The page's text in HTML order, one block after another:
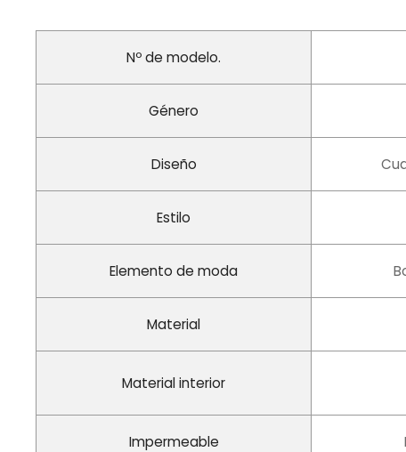
Nº de modelo.
Género
Diseño
Estilo
Elemento de moda
Material
Material interior
Impermeable